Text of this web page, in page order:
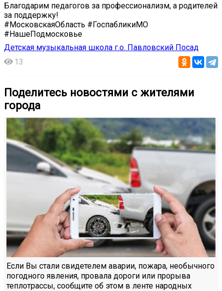
Благодарим педагогов за профессионализм, а родителей
за поддержку!
#МосковскаяОбласть #ГоспабликиМО
#НашеПодмосковье
Детская музыкальная школа г.о. Павловский Посад
13
Поделитесь новостями с жителями
города
Если Вы стали свидетелем аварии, пожара, необычного
погодного явления, провала дороги или прорыва
теплотрассы, сообщите об этом в ленте народных